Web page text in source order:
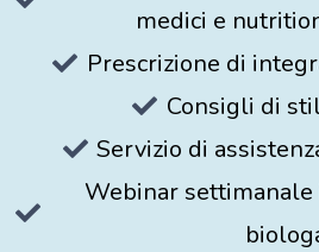
medici e
Prescrizione di
Consigli di
Servizio di
Webinar